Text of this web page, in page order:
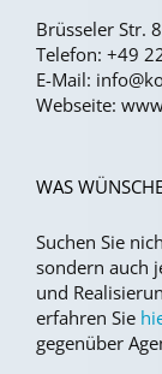
Brüsseler Str.
Telefon: +49
E-Mail:
Webseite:
WAS
Suchen Sie
sondern auch
und
erfahren Sie
gegenüber